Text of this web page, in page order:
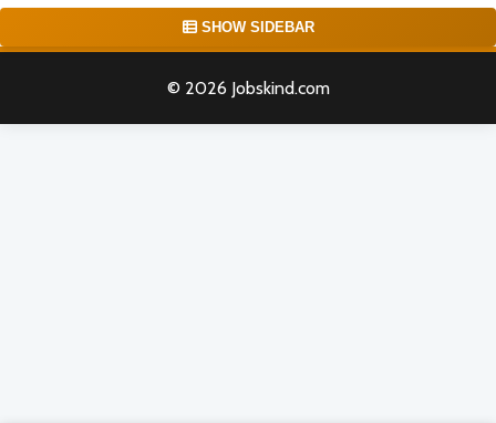
SHOW SIDEBAR
© 2026 Jobskind.com